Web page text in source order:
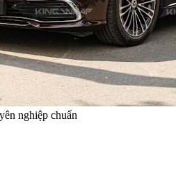
nghiệp chuẩn